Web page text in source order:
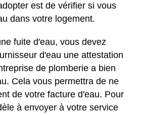
est de vérifier si vous
dans votre logement.
fuite d'eau, vous devez
d'eau une attestation
de plomberie a bien
Cela vous permettra de ne
de votre facture d'eau. Pour
à envoyer à votre service